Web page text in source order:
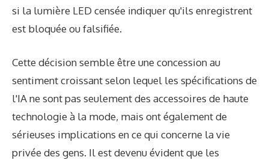
si la lumière LED censée indiquer qu'ils enregistrent
est bloquée ou falsifiée.
Cette décision semble être une concession au
sentiment croissant selon lequel les spécifications de
l'IA ne sont pas seulement des accessoires de haute
technologie à la mode, mais ont également de
sérieuses implications en ce qui concerne la vie
privée des gens. Il est devenu évident que les